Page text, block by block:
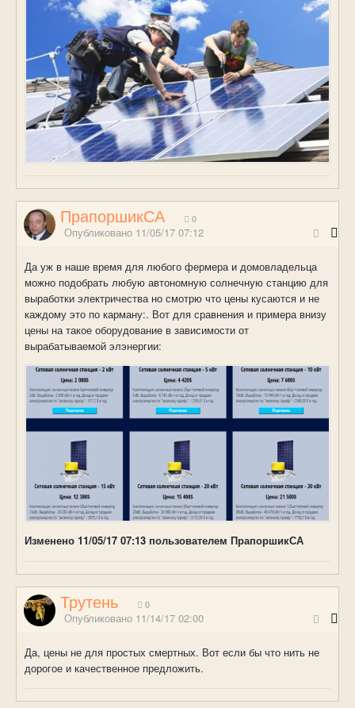
ПрапоршикСА 0
Опубликовано 11/05/17 07:12
Да уж в наше время для любого фермера и домовладельца
можно подобрать любую автономную солнечную станцию для
выработки электричества но смотрю что цены кусаются и не
каждому это по карману:. Вот для сравнения и примера внизу
цены на такое оборудование в зависимости от
вырабатываемой элэнергии:
Изменено 11/05/17 07:13 пользователем ПрапоршикСА
Трутень 0
Опубликовано 11/14/17 02:00
Да, цены не для простых смертных. Вот если бы что нить не
дорогое и качественное предложить.